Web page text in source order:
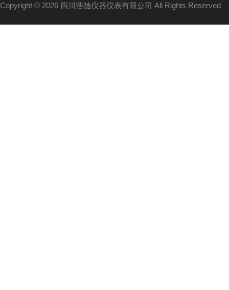
Copyright © 2026 四川浩驰仪器仪表有限公司 All Rights Reserved